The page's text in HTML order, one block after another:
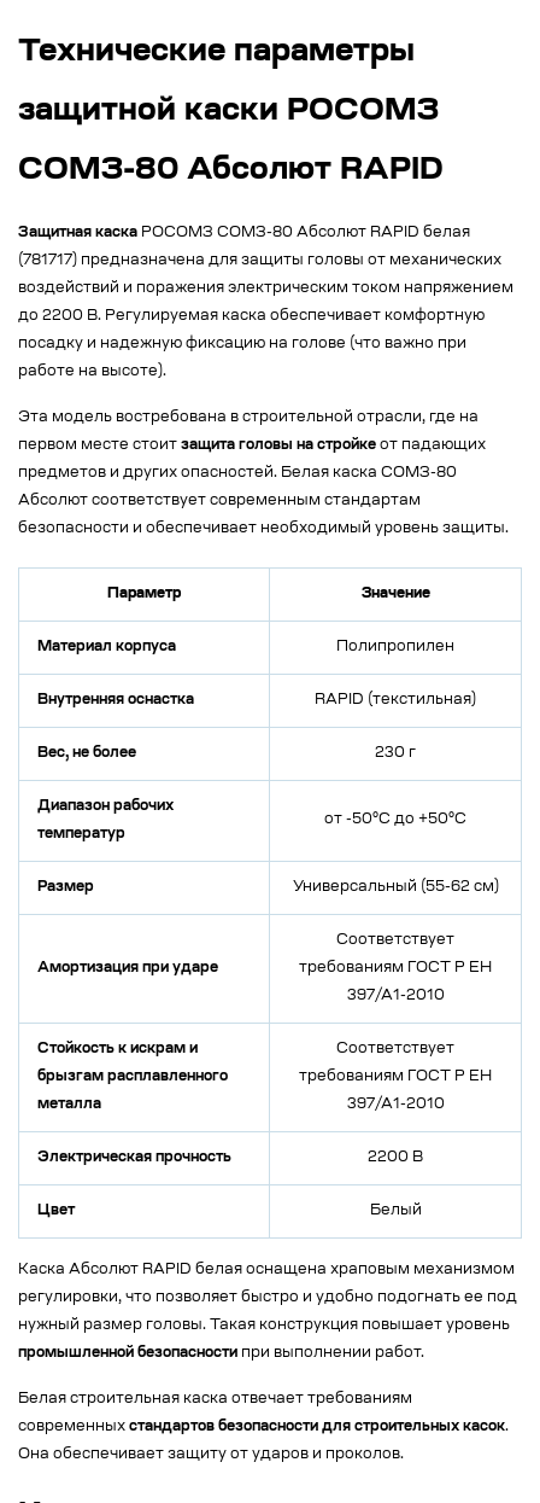
Технические параметры
защитной каски РОСОМЗ
СОМЗ-80 Абсолют RAPID
Защитная каска РОСОМЗ СОМЗ-80 Абсолют RAPID белая
(781717) предназначена для защиты головы от механических
воздействий и поражения электрическим током напряжением
до 2200 В. Регулируемая каска обеспечивает комфортную
посадку и надежную фиксацию на голове (что важно при
работе на высоте).
Эта модель востребована в строительной отрасли, где на
первом месте стоит защита головы на стройке от падающих
предметов и других опасностей. Белая каска СОМЗ-80
Абсолют соответствует современным стандартам
безопасности и обеспечивает необходимый уровень защиты.
Параметр Значение
Материал корпуса Полипропилен
Внутренняя оснастка RAPID (текстильная)
Вес, не более 230 г
Диапазон рабочих
температур
от -50°C до +50°C
Размер Универсальный (55-62 см)
Амортизация при ударе
Соответствует
требованиям ГОСТ Р ЕН
397/А1-2010
Стойкость к искрам и
брызгам расплавленного
металла
Соответствует
требованиям ГОСТ Р ЕН
397/А1-2010
Электрическая прочность 2200 В
Цвет Белый
Каска Абсолют RAPID белая оснащена храповым механизмом
регулировки, что позволяет быстро и удобно подогнать ее под
нужный размер головы. Такая конструкция повышает уровень
промышленной безопасности при выполнении работ.
Белая строительная каска отвечает требованиям
современных стандартов безопасности для строительных касок.
Она обеспечивает защиту от ударов и проколов.